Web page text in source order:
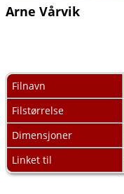
Arne Vårvik
Filnavn
Filstørrelse
Dimensjoner
Linket til